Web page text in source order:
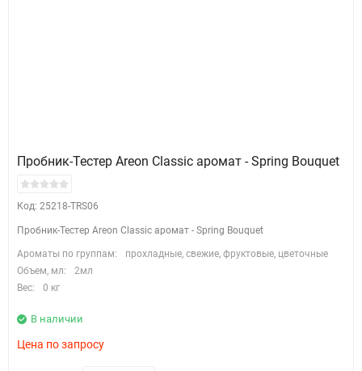
Пробник-Тестер Areon Classic аромат - Spring Bouquet
Код: 25218-TRS06
Пробник-Тестер Areon Classic аромат - Spring Bouquet
Ароматы по группам:
прохладные, свежие, фруктовые, цветочные
Объем, мл:
2мл
Вес:
0 кг
В наличии
Цена по запросу